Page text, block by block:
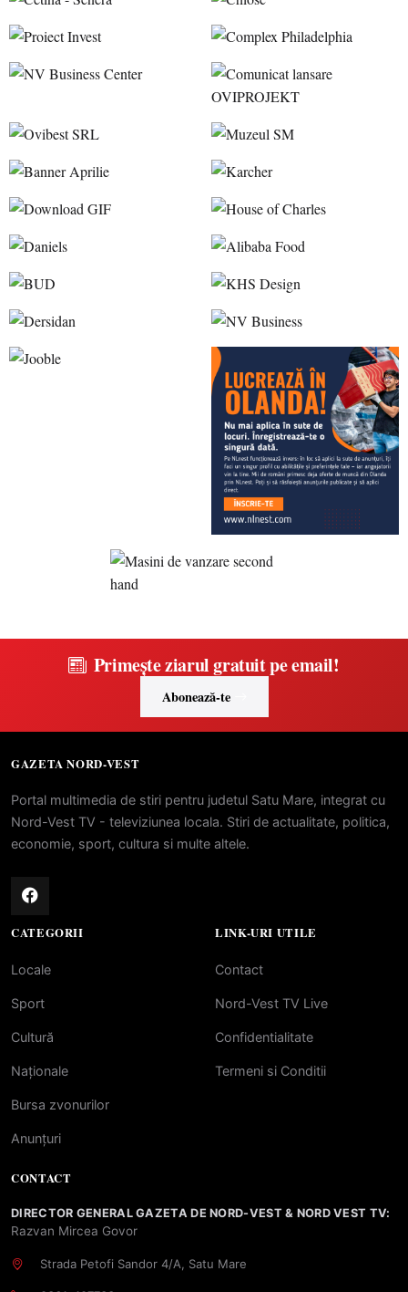
Primește ziarul gratuit pe email!
Abonează-te
GAZETA NORD-VEST
Portal multimedia de stiri pentru judetul Satu Mare, integrat cu
Nord-Vest TV - televiziunea locala. Stiri de actualitate, politica,
economie, sport, cultura si multe altele.
CATEGORII
Locale
Sport
Cultură
Naționale
Bursa zvonurilor
Anunțuri
LINK-URI UTILE
Contact
Nord-Vest TV Live
Confidentialitate
Termeni si Conditii
CONTACT
DIRECTOR GENERAL GAZETA DE NORD-VEST & NORD VEST TV:
Razvan Mircea Govor
Strada Petofi Sandor 4/A, Satu Mare